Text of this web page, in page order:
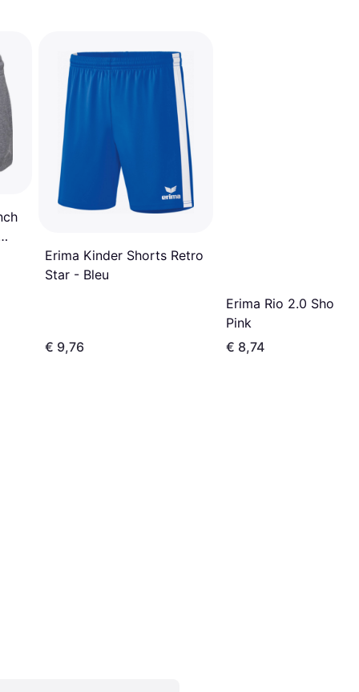
Erima Kinder Shorts Retro
Star - Bleu
€ 9,76
Erima Rio 2.0 Shorts
Pink
€ 8,74